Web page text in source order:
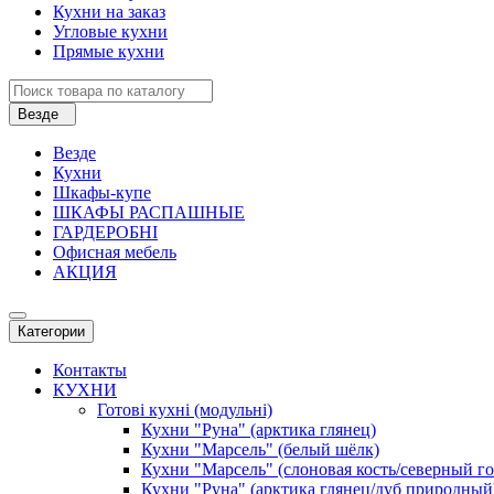
Кухни на заказ
Угловые кухни
Прямые кухни
Везде
Везде
Кухни
Шкафы-купе
ШКАФЫ РАСПАШНЫЕ
ГАРДЕРОБНІ
Офисная мебель
АКЦИЯ
Категории
Контакты
КУХНИ
Готові кухні (модульні)
Кухни "Руна" (арктика глянец)
Кухни "Марсель" (белый шёлк)
Кухни "Марсель" (слоновая кость/северный
Кухни "Руна" (арктика глянец/дуб